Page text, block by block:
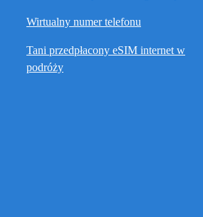
Wirtualny numer telefonu
Tani przedpłacony eSIM internet w
podróży